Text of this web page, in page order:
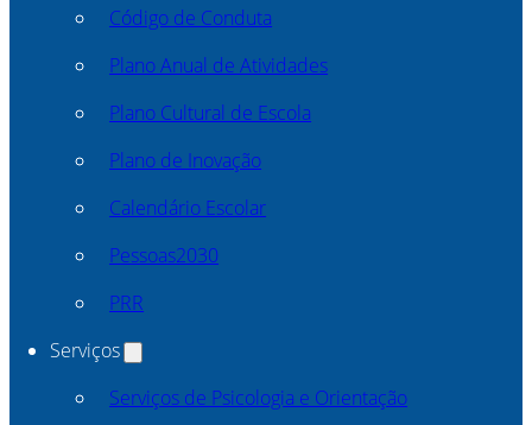
Código de Conduta
Plano Anual de Atividades
Plano Cultural de Escola
Plano de Inovação
Calendário Escolar
Pessoas2030
PRR
Serviços
Serviços de Psicologia e Orientação